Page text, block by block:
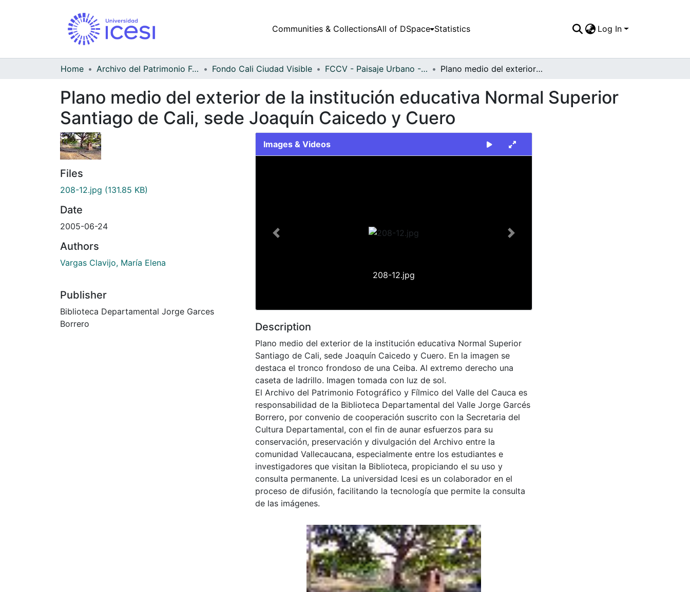
Communities & CollectionsAll of DSpace Statistics Log In
Home Archivo del Patrimonio Fotográfico y Fílmico del Valle del Cauca Fondo Cali Ciudad Visible FCCV - Paisaje Urbano - Patrimonial Plano medio del exterior de la institución educativa Normal Superior Santiago de Cali, sede Joaquín Caicedo y Cuero
Plano medio del exterior de la institución educativa Normal Superior
Santiago de Cali, sede Joaquín Caicedo y Cuero
Files
208-12.jpg (131.85 KB)
Date
2005-06-24
Authors
Vargas Clavijo, María Elena
Publisher
Biblioteca Departamental Jorge Garces
Borrero
Images & Videos
208-12.jpg
Previous Next
Description
Plano medio del exterior de la institución educativa Normal Superior
Santiago de Cali, sede Joaquín Caicedo y Cuero. En la imagen se
destaca el tronco frondoso de una Ceiba. Al extremo derecho una
caseta de ladrillo. Imagen tomada con luz de sol.
El Archivo del Patrimonio Fotográfico y Fílmico del Valle del Cauca es
responsabilidad de la Biblioteca Departamental del Valle Jorge Garcés
Borrero, por convenio de cooperación suscrito con la Secretaria del
Cultura Departamental, con el fin de aunar esfuerzos para su
conservación, preservación y divulgación del Archivo entre la
comunidad Vallecaucana, especialmente entre los estudiantes e
investigadores que visitan la Biblioteca, propiciando el su uso y
consulta permanente. La universidad Icesi es un colaborador en el
proceso de difusión, facilitando la tecnología que permite la consulta
de las imágenes.